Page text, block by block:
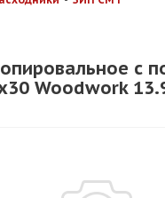
с
Woodwork